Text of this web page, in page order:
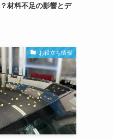
材料不足の影響とデ
お役立ち情報